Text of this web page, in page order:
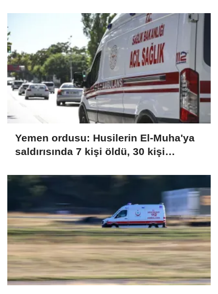
Yemen ordusu: Husilerin El-Muha'ya
saldırısında 7 kişi öldü, 30 kişi